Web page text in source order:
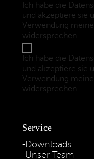
Ich habe die
und akzeptiere sie
Verwendung
widersprechen.
Ich habe die
und akzeptiere sie
Verwendung
widersprechen.
Service
Downloads
Unser Team